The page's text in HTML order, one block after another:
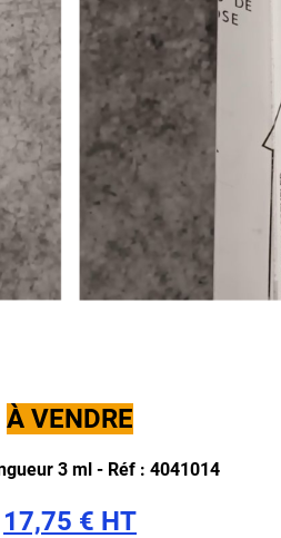
À VENDRE
3 ml - Réf : 4041014
17,75 € HT